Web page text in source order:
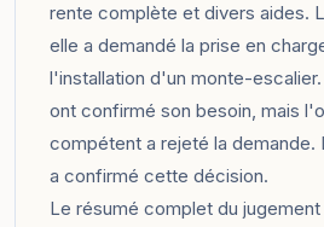
rente complète et divers aides.
elle a demandé la prise en
l'installation d'un monte-
ont confirmé son besoin, mais
compétent a rejeté la demande.
a confirmé cette décision.
Le résumé complet du